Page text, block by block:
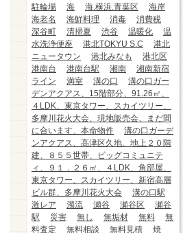
駐輪場
海 海.横浜.青葉区
海岸
海老名
海鮮料理 消毒
消費税
深谷町
清掃夏 渋谷 温暖化
温
水洗浄便座
港北TOKYU S.C
港北
ニュータウン
港北みなも
港北区
港南台
港南台駅 湘南
湘南新宿
ライン
満室 溝の口
溝の口ガー
デンアクアス、15階部分、91.26㎡、
４LDK、東京タワー、スカイツリー、
多摩川花火大会、現地販売会、まだ間
に合います、本命物件
溝の口ガーデ
ンアクアス、高津区久地、地上２０階
建、８５５世帯、ビッグコミュニテ
ィ、９１．２６㎡、４LDK、角部屋、
東京タワー、スカイツリー、新宿高層
ビル群、多摩川花火大会
溝の口駅
激レア
濁流 瀬谷 瀬谷区
瀬谷
駅
災害 無し 無垢材 無料
無
料査定
無料相談 無料見積
焼